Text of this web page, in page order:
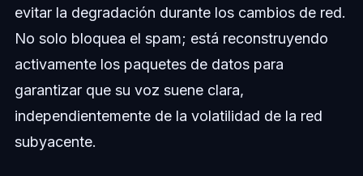
evitar la degradación durante los cambios de red.
No solo bloquea el spam; está reconstruyendo
activamente los paquetes de datos para
garantizar que su voz suene clara,
independientemente de la volatilidad de la red
subyacente.